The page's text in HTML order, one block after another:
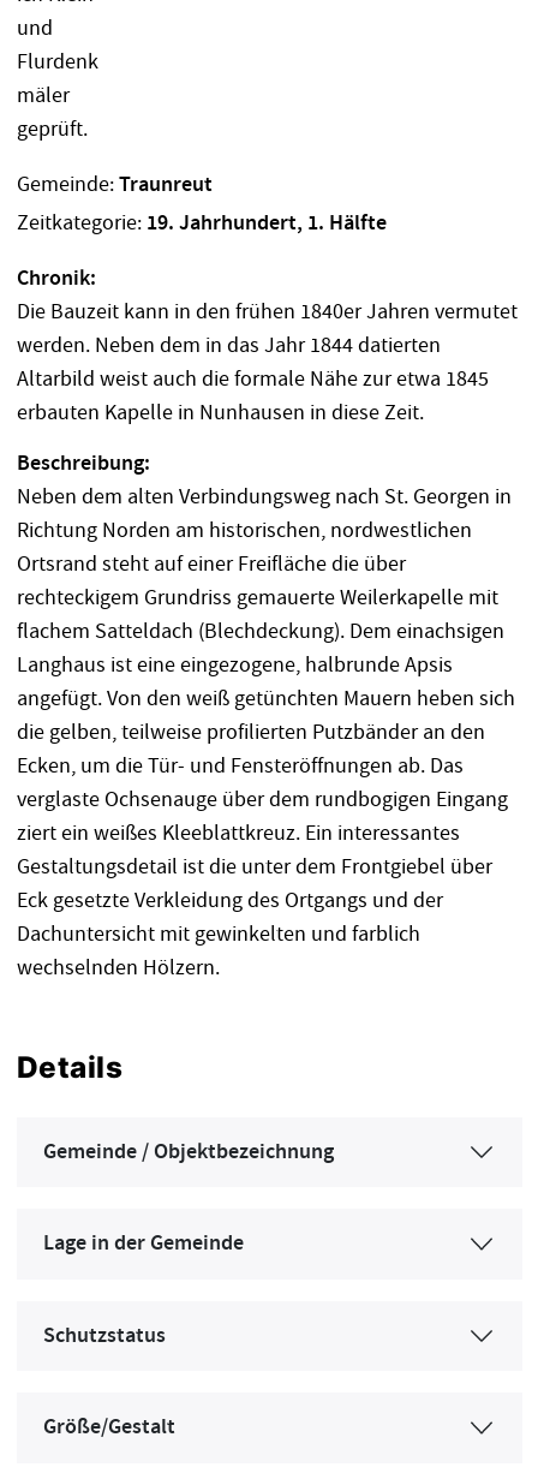
Gemeinde:Traunreut
Zeitkategorie: 19. Jahrhundert, 1. Hälfte
Chronik:
Die Bauzeit kann in den frühen 1840er Jahren vermutet
werden. Neben dem in das Jahr 1844 datierten
Altarbild weist auch die formale Nähe zur etwa 1845
erbauten Kapelle in Nunhausen in diese Zeit.
Beschreibung:
Neben dem alten Verbindungsweg nach St. Georgen in
Richtung Norden am historischen, nordwestlichen
Ortsrand steht auf einer Freifläche die über
rechteckigem Grundriss gemauerte Weilerkapelle mit
flachem Satteldach (Blechdeckung). Dem einachsigen
Langhaus ist eine eingezogene, halbrunde Apsis
angefügt. Von den weiß getünchten Mauern heben sich
die gelben, teilweise profilierten Putzbänder an den
Ecken, um die Tür- und Fensteröffnungen ab. Das
verglaste Ochsenauge über dem rundbogigen Eingang
ziert ein weißes Kleeblattkreuz. Ein interessantes
Gestaltungsdetail ist die unter dem Frontgiebel über
Eck gesetzte Verkleidung des Ortgangs und der
Dachuntersicht mit gewinkelten und farblich
wechselnden Hölzern.
Details
Gemeinde / Objektbezeichnung
Lage in der Gemeinde
Schutzstatus
Größe/Gestalt